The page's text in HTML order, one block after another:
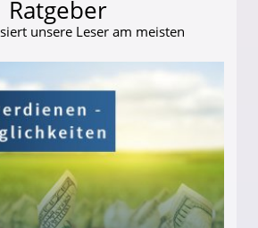
Ratgeber
unsere Leser am meisten